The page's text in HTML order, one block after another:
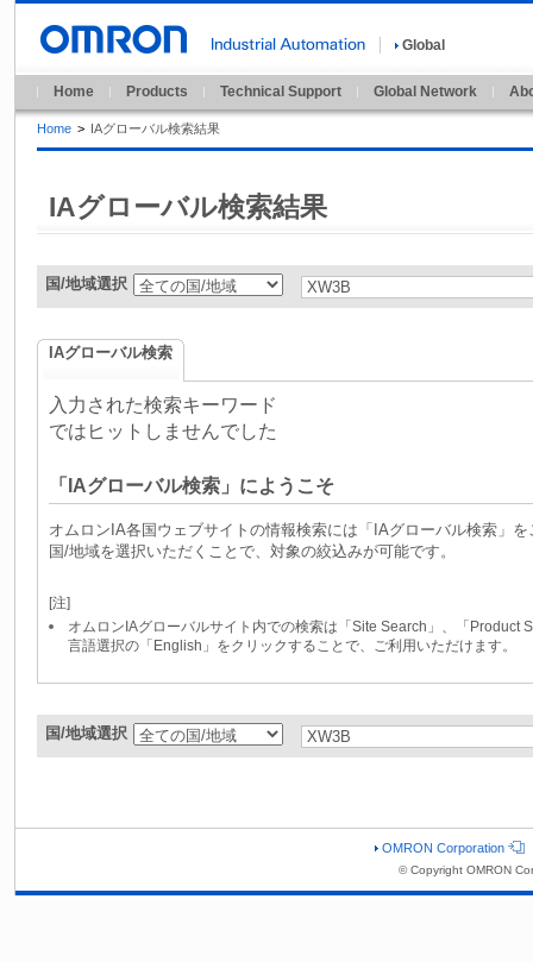
Global
Home Products Technical Support Global Network
Home > IAグローバル検索結果
IAグローバル検索結果
国/地域選択
IAグローバル検索
入力された検索キーワード
ではヒットしませんでした
「IAグローバル検索」にようこそ
オムロンIA各国ウェブサイトの情報検索には「IAグローバル検索」
国/地域を選択いただくことで、対象の絞込みが可能です。
[注]
オムロンIAグローバルサイト内での検索は「Site Search」、「Product
言語選択の「English」をクリックすることで、ご利用いただけます。
国/地域選択
OMRON Corporation
© Copyright OMRON